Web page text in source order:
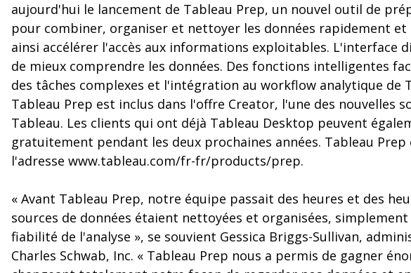
aujourd'hui le lancement de Tableau Prep, un nouvel outil de
pour combiner, organiser et nettoyer les données rapidement
ainsi accélérer l'accès aux informations exploitables. L'interface
de mieux comprendre les données. Des fonctions intelligentes
des tâches complexes et l'intégration au workflow analytique de
Tableau Prep est inclus dans l'offre Creator, l'une des nouvelles
Tableau. Les clients qui ont déjà Tableau Desktop peuvent
gratuitement pendant les deux prochaines années. Tableau
l'adresse www.tableau.com/fr-fr/products/prep.
« Avant Tableau Prep, notre équipe passait des heures et des
sources de données étaient nettoyées et organisées,
fiabilité de l'analyse », se souvient Gessica Briggs-Sullivan,
Charles Schwab, Inc. « Tableau Prep nous a permis de gagner